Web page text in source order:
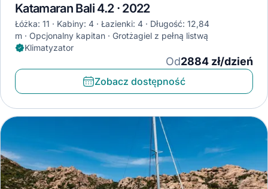
Katamaran Bali 4.2 · 2022
Łóżka: 11 Kabiny: 4 Łazienki: 4
Długość: 12,84
m
Opcjonalny kapitan
Grotżagiel z pełną listwą
Klimatyzator
Od2884 zł/dzień
Zobacz dostępność